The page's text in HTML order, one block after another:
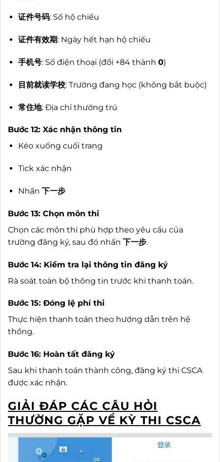
证件号码: Số hộ chiếu
证件有效期: Ngày hết hạn hộ chiếu
手机号: Số điện thoại (đổi +84 thành 0)
目前就读学校: Trường đang học (không bắt buộc)
常住地: Địa chỉ thường trú
Bước 12: Xác nhận thông tin
Kéo xuống cuối trang
Tick xác nhận
Nhấn 下一步
Bước 13: Chọn môn thi
Chọn các môn thi phù hợp theo yêu cầu của
trường đăng ký, sau đó nhấn 下一步.
Bước 14: Kiểm tra lại thông tin đăng ký
Rà soát toàn bộ thông tin trước khi thanh toán.
Bước 15: Đóng lệ phí thi
Thực hiện thanh toán theo hướng dẫn trên hệ
thống.
Bước 16: Hoàn tất đăng ký
Sau khi thanh toán thành công, đăng ký thi CSCA
được xác nhận.
GIẢI ĐÁP CÁC CÂU HỎI
THƯỜNG GẶP VỀ KỲ THI CSCA